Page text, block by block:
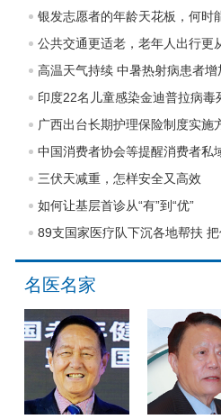
银发志愿者的年龄天花板，何时
公共交通更适老，老年人出行更
印度22名儿童感染金迪普拉病毒
广西出台长期护理保险制度实施
中国消费者协会等提醒消费者私
三伏天减重，怎样安全又高效
如何让基层首诊从“有”到“优”
名医名家